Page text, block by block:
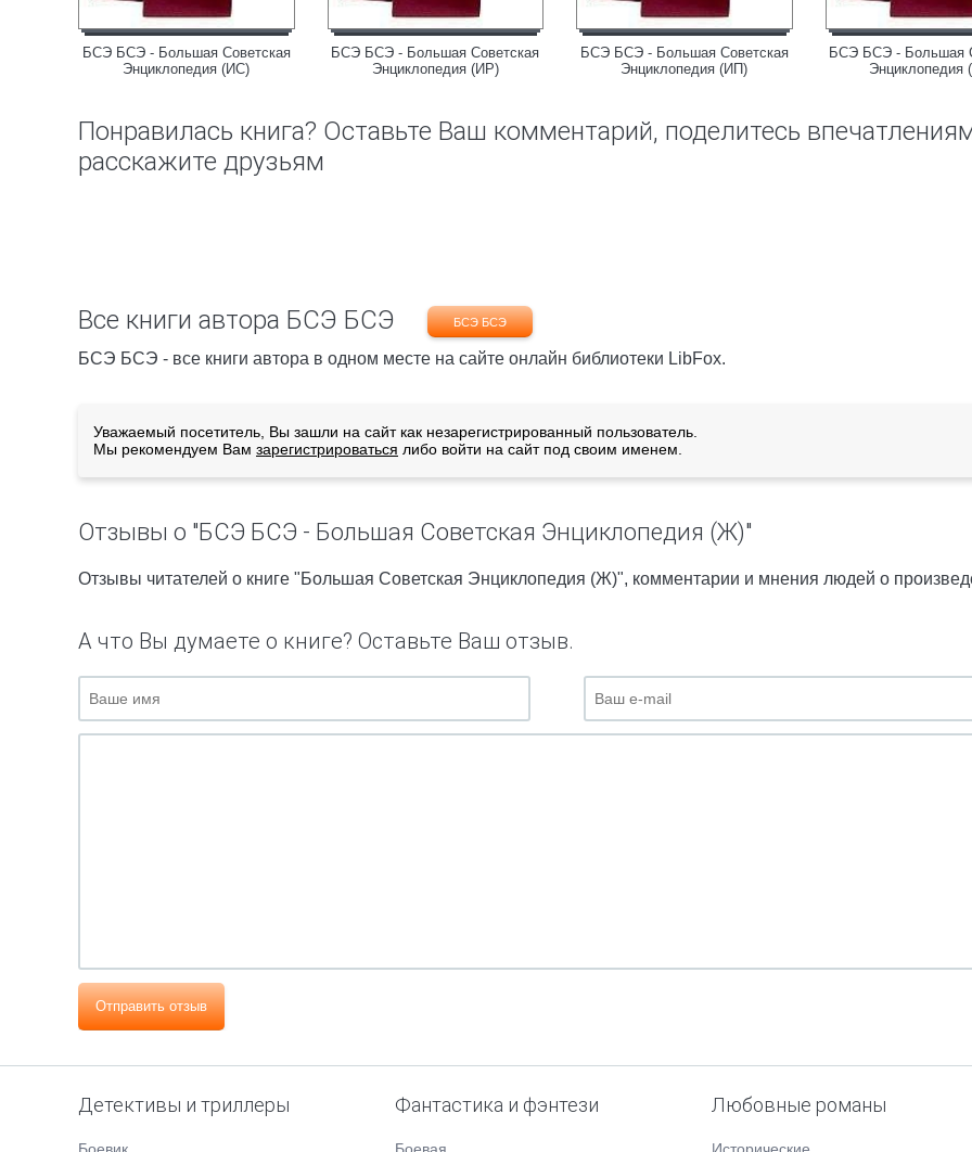
БСЭ БСЭ - Большая Советская
Энциклопедия (ИС)
БСЭ БСЭ - Большая Советская
Энциклопедия (ИР)
БСЭ БСЭ - Большая Советская
Энциклопедия (ИП)
БСЭ БСЭ - Большая
Энциклопедия
Понравилась книга? Оставьте Ваш комментарий, поделитесь
расскажите друзьям
Все книги автора БСЭ БСЭ БСЭ БСЭ
БСЭ БСЭ - все книги автора в одном месте на сайте онлайн библиотеки LibFox.
Уважаемый посетитель, Вы зашли на сайт как незарегистрированный пользователь.
Мы рекомендуем Вам зарегистрироваться либо войти на сайт под своим именем.
Отзывы о "БСЭ БСЭ - Большая Советская Энциклопедия (Ж)"
Отзывы читателей о книге "Большая Советская Энциклопедия (Ж)", комментарии и мнения людей о
А что Вы думаете о книге? Оставьте Ваш отзыв.
Отправить отзыв
Детективы и триллеры Фантастика и фэнтези Любовные романы